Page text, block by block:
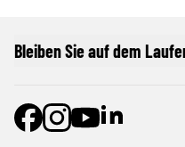
Bleiben Sie auf dem